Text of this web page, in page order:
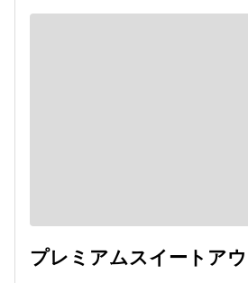
プレミアムスイートア